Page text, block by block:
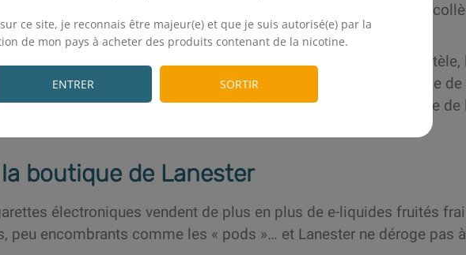
ce site, je reconnais être majeur(e) et que je suis autorisé(e) par la
de mon pays à acheter des produits contenant de la nicotine.
ENTRER SORTIR
grandissante. Drôle et attentionnée, elle est également une
est de conseiller au plus près des envies et besoins de la clientèle,
le temps de la discussion et surtout de l’écoute. Le mélange de
de l’équipe créé une ambiance positive très appréciée de
boutique de Lanester
électroniques vendent de plus en plus de e-liquides fruités
peu encombrants comme les « pods »… et Lanester ne déroge pas à